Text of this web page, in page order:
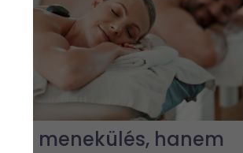
Nem menekülés, hanem